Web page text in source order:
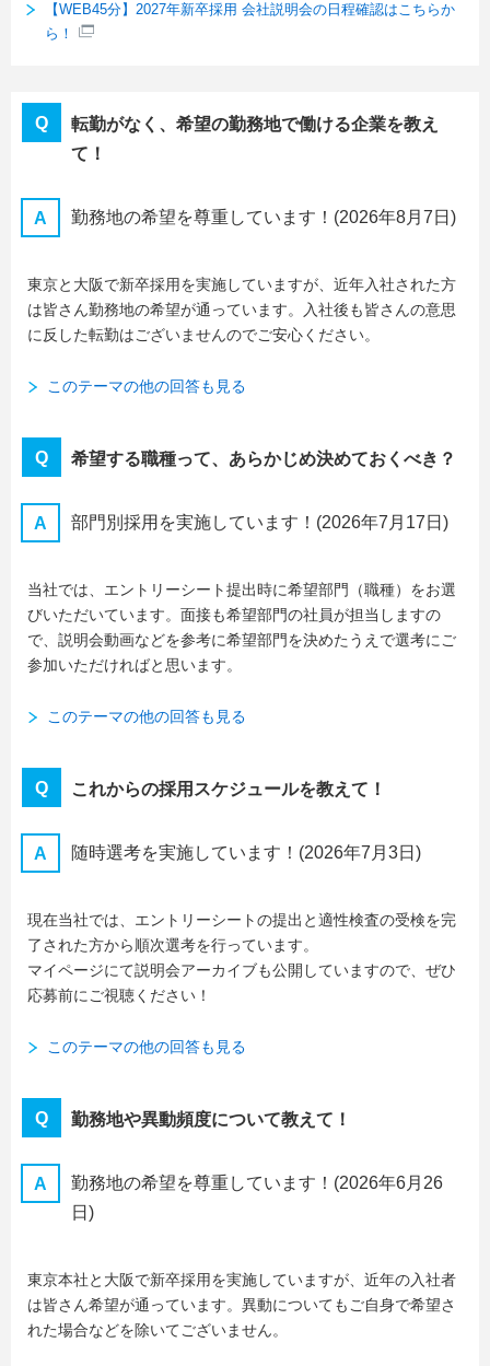
【WEB45分】2027年新卒採用 会社説明会の日程確認はこちらか
ら！
転勤がなく、希望の勤務地で働ける企業を教え
て！
勤務地の希望を尊重しています！ (2026年8月7日)
東京と大阪で新卒採用を実施していますが、近年入社された方
は皆さん勤務地の希望が通っています。入社後も皆さんの意思
に反した転勤はございませんのでご安心ください。
このテーマの他の回答も見る
希望する職種って、あらかじめ決めておくべき？
部門別採用を実施しています！ (2026年7月17日)
当社では、エントリーシート提出時に希望部門（職種）をお選
びいただいています。面接も希望部門の社員が担当しますの
で、説明会動画などを参考に希望部門を決めたうえで選考にご
参加いただければと思います。
このテーマの他の回答も見る
これからの採用スケジュールを教えて！
随時選考を実施しています！ (2026年7月3日)
現在当社では、エントリーシートの提出と適性検査の受検を完
了された方から順次選考を行っています。
マイページにて説明会アーカイブも公開していますので、ぜひ
応募前にご視聴ください！
このテーマの他の回答も見る
勤務地や異動頻度について教えて！
勤務地の希望を尊重しています！ (2026年6月26
日)
東京本社と大阪で新卒採用を実施していますが、近年の入社者
は皆さん希望が通っています。異動についてもご自身で希望さ
れた場合などを除いてございません。